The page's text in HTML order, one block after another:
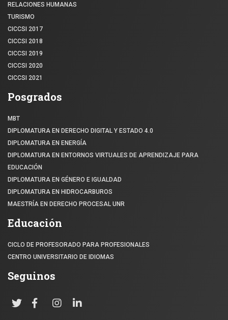
RELACIONES HUMANAS
TURISMO
CICCSI 2017
CICCSI 2018
CICCSI 2019
CICCSI 2020
CICCSI 2021
Posgrados
MBT
DIPLOMATURA EN DERECHO DIGITAL Y ESTADO 4.0
DIPLOMATURA EN ENERGÍA
DIPLOMATURA EN ENTORNOS VIRTUALES DE APRENDIZAJE PARA
EDUCACIÓN
DIPLOMATURA EN GÉNERO E IGUALDAD
DIPLOMATURA EN HIDROCARBUROS
MAESTRÍA EN DERECHO PROCESAL UNR
Educación
CICLO DE PROFESORADO PARA PROFESIONALES
CENTRO UNIVERSITARIO DE IDIOMAS
Seguinos